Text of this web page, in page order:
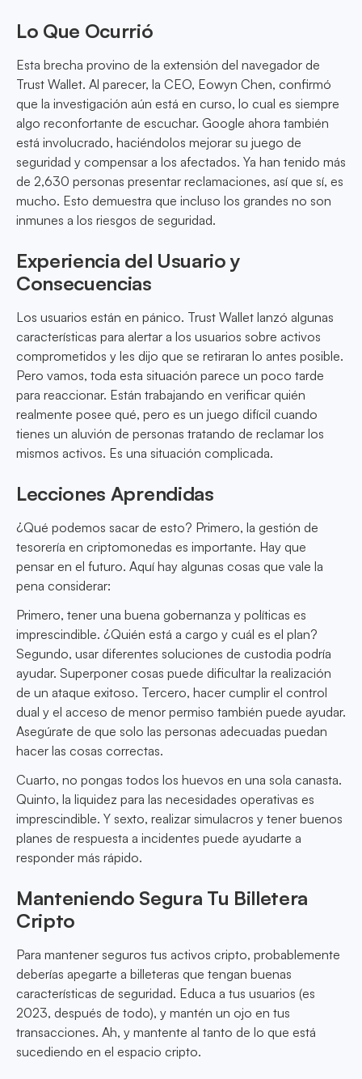
Lo Que Ocurrió
Esta brecha provino de la extensión del navegador de
Trust Wallet. Al parecer, la CEO, Eowyn Chen, confirmó
que la investigación aún está en curso, lo cual es siempre
algo reconfortante de escuchar. Google ahora también
está involucrado, haciéndolos mejorar su juego de
seguridad y compensar a los afectados. Ya han tenido más
de 2,630 personas presentar reclamaciones, así que sí, es
mucho. Esto demuestra que incluso los grandes no son
inmunes a los riesgos de seguridad.
Experiencia del Usuario y
Consecuencias
Los usuarios están en pánico. Trust Wallet lanzó algunas
características para alertar a los usuarios sobre activos
comprometidos y les dijo que se retiraran lo antes posible.
Pero vamos, toda esta situación parece un poco tarde
para reaccionar. Están trabajando en verificar quién
realmente posee qué, pero es un juego difícil cuando
tienes un aluvión de personas tratando de reclamar los
mismos activos. Es una situación complicada.
Lecciones Aprendidas
¿Qué podemos sacar de esto? Primero, la gestión de
tesorería en criptomonedas es importante. Hay que
pensar en el futuro. Aquí hay algunas cosas que vale la
pena considerar:
Primero, tener una buena gobernanza y políticas es
imprescindible. ¿Quién está a cargo y cuál es el plan?
Segundo, usar diferentes soluciones de custodia podría
ayudar. Superponer cosas puede dificultar la realización
de un ataque exitoso. Tercero, hacer cumplir el control
dual y el acceso de menor permiso también puede ayudar.
Asegúrate de que solo las personas adecuadas puedan
hacer las cosas correctas.
Cuarto, no pongas todos los huevos en una sola canasta.
Quinto, la liquidez para las necesidades operativas es
imprescindible. Y sexto, realizar simulacros y tener buenos
planes de respuesta a incidentes puede ayudarte a
responder más rápido.
Manteniendo Segura Tu Billetera
Cripto
Para mantener seguros tus activos cripto, probablemente
deberías apegarte a billeteras que tengan buenas
características de seguridad. Educa a tus usuarios (es
2023, después de todo), y mantén un ojo en tus
transacciones. Ah, y mantente al tanto de lo que está
sucediendo en el espacio cripto.